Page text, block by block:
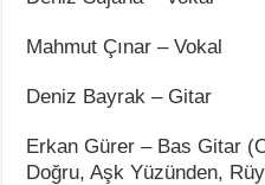
Mahmut Çınar – Vokal
Deniz Bayrak – Gitar
Erkan Gürer – Bas Gitar
Doğru, Aşk Yüzünden,